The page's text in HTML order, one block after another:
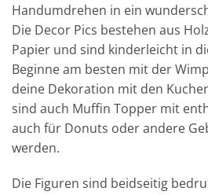
Handumdrehen in ein
Die Decor Pics bestehen aus
Papier und sind kinderleicht in
Beginne am besten mit der
deine Dekoration mit den
sind auch Muffin Topper mit
auch für Donuts oder andere
werden.
Die Figuren sind beidseitig